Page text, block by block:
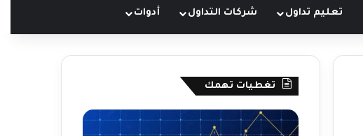
تعليم تداول شركات التداول أدوات
تغطيات تهمك